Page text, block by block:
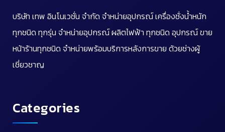
บริษัท เทพ อินโนเวชั่น จำกัด จำหน่ายอุปกรณ์ เครื่องชั่งน้ำหนัก
ทุกชนิด ทุกรุ่น จำหน่ายอุปกรณ์ ผลิตไฟฟ้า ทุกชนิด อุปกรณ์ ขาย
หน้าร้านทุกชนิด จำหน่ายพร้อมบริการหลังการขาย ด้วยช่างผู้
เชี่ยวชาญ
Categories